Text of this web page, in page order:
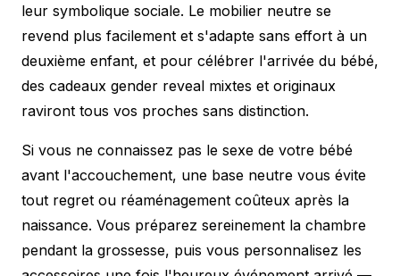
leur symbolique sociale. Le mobilier neutre se
revend plus facilement et s'adapte sans effort à un
deuxième enfant, et pour célébrer l'arrivée du bébé,
des cadeaux gender reveal mixtes et originaux
raviront tous vos proches sans distinction.
Si vous ne connaissez pas le sexe de votre bébé
avant l'accouchement, une base neutre vous évite
tout regret ou réaménagement coûteux après la
naissance. Vous préparez sereinement la chambre
pendant la grossesse, puis vous personnalisez les